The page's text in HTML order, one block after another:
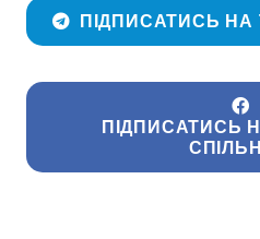
ПІДПИСАТИСЬ НА
ПІДПИСАТИСЬ